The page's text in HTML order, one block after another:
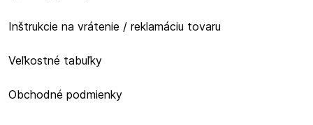
Inštrukcie na vrátenie / reklamáciu tovaru
Veľkostné tabuľky
Obchodné podmienky